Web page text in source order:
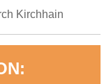
Kirchhain